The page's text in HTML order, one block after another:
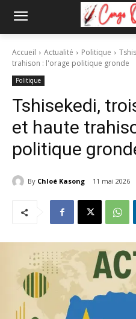
Accueil Actualité Politique
trahison : l'orage politique gronde
Politique
Tshisekedi,
et haute
politique
By Chloé Kasong 11 mai 2026